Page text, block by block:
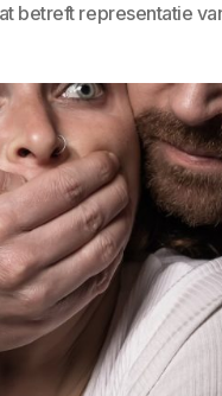
betreft representatie